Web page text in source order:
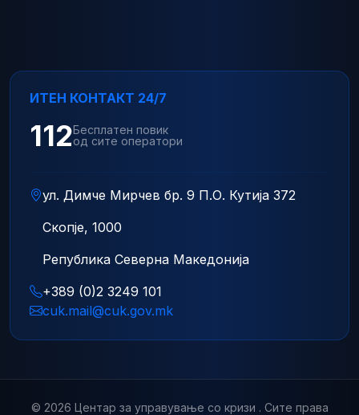
ИТЕН КОНТАКТ 24/7
112Бесплатен повик
од сите оператори
ул. Димче Мирчев бр. 9 П.О. Кутија 372
Скопје, 1000
Република Северна Македонија
+389 (0)2 3249 101
cuk.mail@cuk.gov.mk
© 2026 Центар за управување со кризи . Сите права